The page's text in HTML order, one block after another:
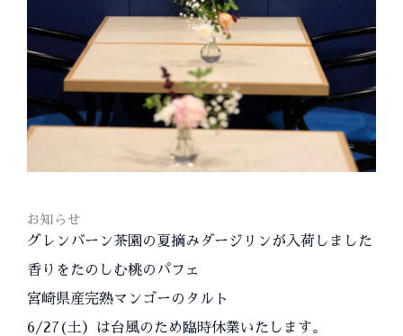
お知らせ
グレンバーン茶園の夏摘みダージリンが入荷しました
香りをたのしむ桃のパフェ
宮崎県産完熟マンゴーのタルト
6/27(土）は台風のため臨時休業いたします。